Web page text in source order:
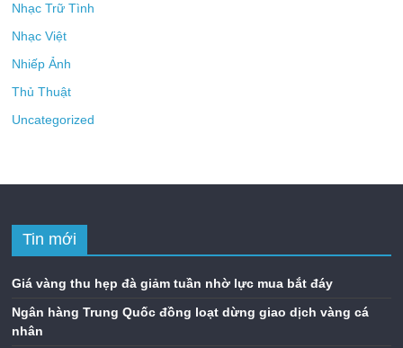
Nhạc Trữ Tình
Nhạc Việt
Nhiếp Ảnh
Thủ Thuật
Uncategorized
Tin mới
Giá vàng thu hẹp đà giảm tuần nhờ lực mua bắt đáy
Ngân hàng Trung Quốc đồng loạt dừng giao dịch vàng cá
nhân